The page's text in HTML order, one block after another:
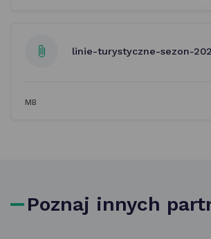
linie-turystyczne-sezon-
MB
Poznaj innych